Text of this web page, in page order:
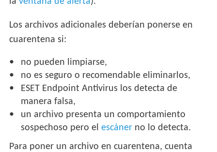
Los archivos adicionales deberían ponerse en
cuarentena si:
no pueden limpiarse,
no es seguro o recomendable eliminarlos,
ESET Endpoint Antivirus los detecta de
manera falsa,
un archivo presenta un comportamiento
sospechoso pero elescáner no lo detecta.
Para poner un archivo en cuarentena, cuenta